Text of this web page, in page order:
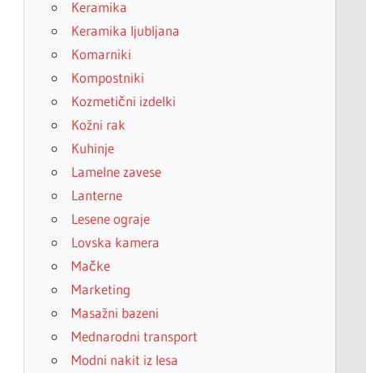
Keramika
Keramika ljubljana
Komarniki
Kompostniki
Kozmetični izdelki
Kožni rak
Kuhinje
Lamelne zavese
Lanterne
Lesene ograje
Lovska kamera
Mačke
Marketing
Masažni bazeni
Mednarodni transport
Modni nakit iz lesa